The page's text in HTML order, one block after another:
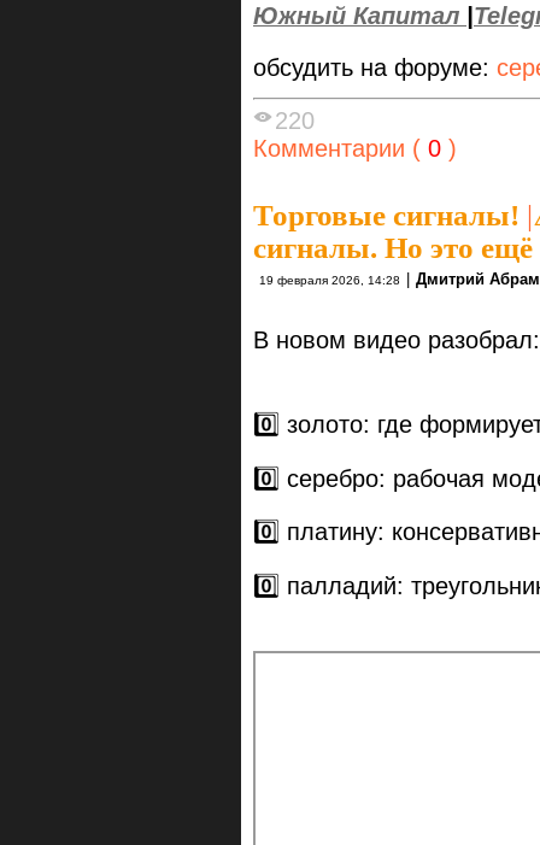
Южный Капитал |
обсудить на форуме:
220
Комментарии ( 0 )
Торговые сигналы! |
сигналы. Но это ещё
19 февраля 2026, 14:28 Дмитрий
В новом видео разобрал:
0️⃣ золото: где
0️⃣ серебро: рабочая
0️⃣ платину:
0️⃣ палладий: